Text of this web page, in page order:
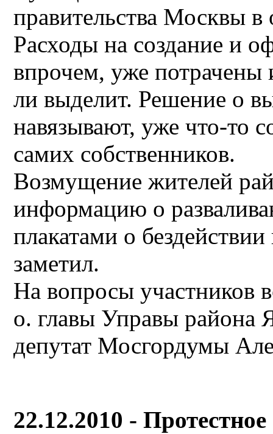
правительства Москвы
Расходы на создание и
впрочем, уже потрачены
ли выделит. Решение о
навязывают, уже что-то
самих собственников.
Возмущение жителей
информацию о
плакатами о
заметил.
На вопросы участников
о. главы Управы района
депутат Мосгордумы
22.12.2010 -